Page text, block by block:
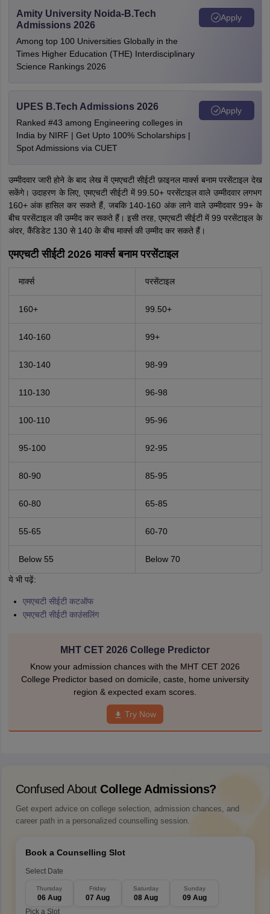
Amity University Noida-B.Tech
Admissions 2026
Among top 100 Universities Globally in the
Times Higher Education (THE) Interdisciplinary
Science Rankings 2026
Apply
UPES B.Tech Admissions 2026
Ranked #43 among Engineering colleges in
India by NIRF | Get Upto 100% Scholarships |
Spot Admissions via CUET
Apply
उम्मीदवार जारी होने के बाद लेख में एमएचटी सीईटी फ़ाइनल मार्क्स बनाम परसेंटाइल देख
सकेंगे। उदाहरण के लिए, एमएचटी सीईटी में 99.50+ परसेंटाइल वाले उम्मीदवार लगभग
160+ अंक हासिल कर सकते हैं, जबकि 140-160 अंक लाने वाले उम्मीदवार 99+ के
बीच परसेंटाइल की उम्मीद कर सकते हैं। इसी तरह, एमएचटी सीईटी में 99 परसेंटाइल के
अंदर, कैंडिडेट 130 से 140 के बीच मार्क्स की उम्मीद कर सकते हैं।
एमएचटी सीईटी 2026 मार्क्स बनाम परसेंटाइल
मार्क्स परसेंटाइल
160+ 99.50+
140-160 99+
130-140 98-99
110-130 96-98
100-110 95-96
95-100 92-95
80-90 85-95
60-80 65-85
55-65 60-70
Below 55 Below 70
ये भी पढ़ें:
एमएचटी सीईटी कटऑफ
एमएचटी सीईटी काउंसलिंग
MHT CET 2026 College Predictor
Know your admission chances with the MHT CET 2026
College Predictor based on domicile, caste, home university
region & expected exam scores.
Try Now
Confused About College Admissions?
Get expert advice on college selection, admission chances, and
career path in a personalized counselling session.
Book a Counselling Slot
Select Date
Thursday
06 Aug
Friday
07 Aug
Saturday
08 Aug
Sunday
09 Aug
Pick a Slot